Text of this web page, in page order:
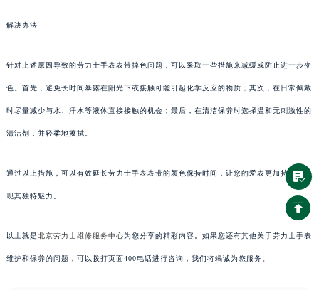
解决办法
针对上述原因导致的劳力士手表表带掉色问题，可以采取一些措施来减缓或防止进一步变
色。首先，避免长时间暴露在阳光下或接触可能引起化学反应的物质；其次，在日常佩戴
时尽量减少与水、汗水等液体直接接触的机会；最后，在清洁保养时选择温和无刺激性的
清洁剂，并轻柔地擦拭。
通过以上措施，可以有效延长劳力士手表表带的颜色保持时间，让您的爱表更加持久地展
现其独特魅力。
以上就是北京劳力士维修服务中心为您分享的精彩内容。如果您还有其他关于劳力士手表
维护和保养的问题，可以拨打页面400电话进行咨询，我们将竭诚为您服务。